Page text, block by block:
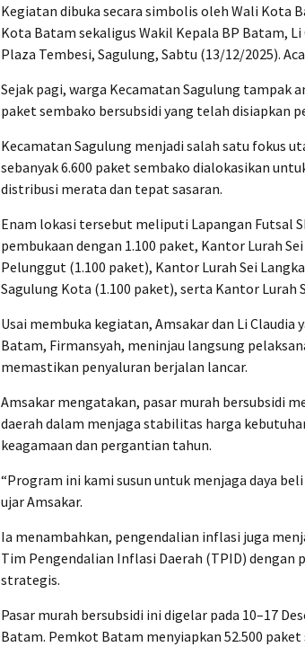
Kegiatan dibuka secara simbolis oleh Wali Kota
Kota Batam sekaligus Wakil Kepala BP Batam, Li
Plaza Tembesi, Sagulung, Sabtu (13/12/2025).
Sejak pagi, warga Kecamatan Sagulung tampak
paket sembako bersubsidi yang telah disiapkan
Kecamatan Sagulung menjadi salah satu fokus
sebanyak 6.600 paket sembako dialokasikan
distribusi merata dan tepat sasaran.
Enam lokasi tersebut meliputi Lapangan Futsal
pembukaan dengan 1.100 paket, Kantor Lurah
Pelunggut (1.100 paket), Kantor Lurah Sei
Sagulung Kota (1.100 paket), serta Kantor Lurah
Usai membuka kegiatan, Amsakar dan Li
Batam, Firmansyah, meninjau langsung
memastikan penyaluran berjalan lancar.
Amsakar mengatakan, pasar murah bersubsidi
daerah dalam menjaga stabilitas harga
keagamaan dan pergantian tahun.
“Program ini kami susun untuk menjaga daya
ujar Amsakar.
Ia menambahkan, pengendalian inflasi juga
Tim Pengendalian Inflasi Daerah (TPID)
strategis.
Pasar murah bersubsidi ini digelar pada 10–17
Batam. Pemkot Batam menyiapkan 52.500